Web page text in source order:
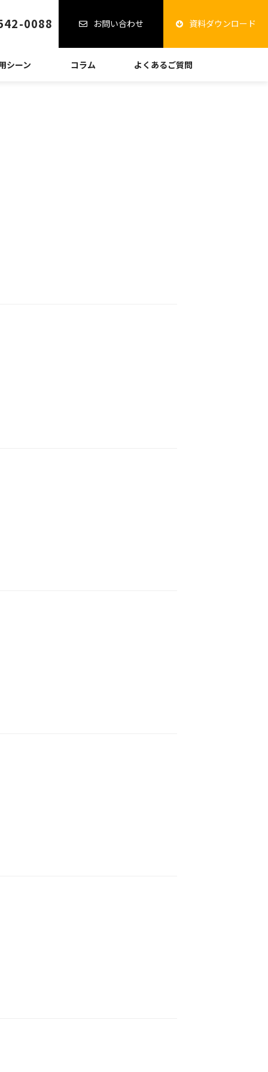
0088 お問い合わせ 資料ダウンロード
シーン コラム よくあるご質問